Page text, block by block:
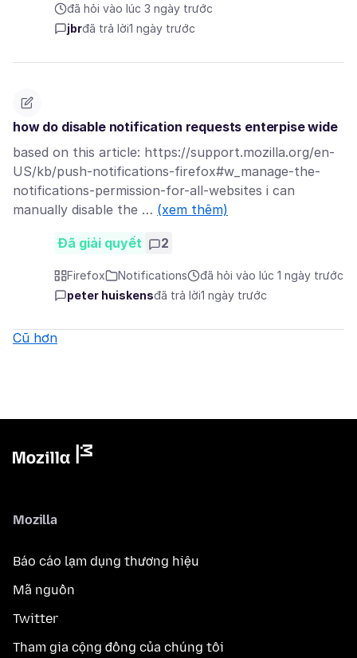
đã hỏi vào lúc 3 ngày trước
jbrđã trả lời1 ngày trước
how do disable notification requests enterpise wide
based on this article: https://support.mozilla.org/en-
US/kb/push-notifications-firefox#w_manage-the-
notifications-permission-for-all-websites i can
manually disable the … (xem thêm)
Đã giải quyết 2
Firefox Notifications
đã hỏi vào lúc 1 ngày trước
peter huiskensđã trả lời1 ngày trước
Cũ hơn
Mozilla
Báo cáo lạm dụng thương hiệu
Mã nguồn
Twitter
Tham gia cộng đồng của chúng tôi